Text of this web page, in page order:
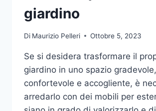
giardino
Di Maurizio Pelleri Ottobre 5, 2023
Se si desidera trasformare il
giardino in uno spazio gradevole,
confortevole e accogliente, è
arredarlo con dei mobili per